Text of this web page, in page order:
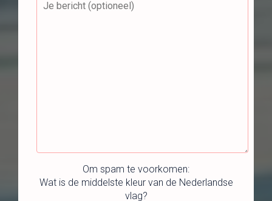
Om spam te voorkomen:
Wat is de middelste kleur van de Nederlandse
vlag?